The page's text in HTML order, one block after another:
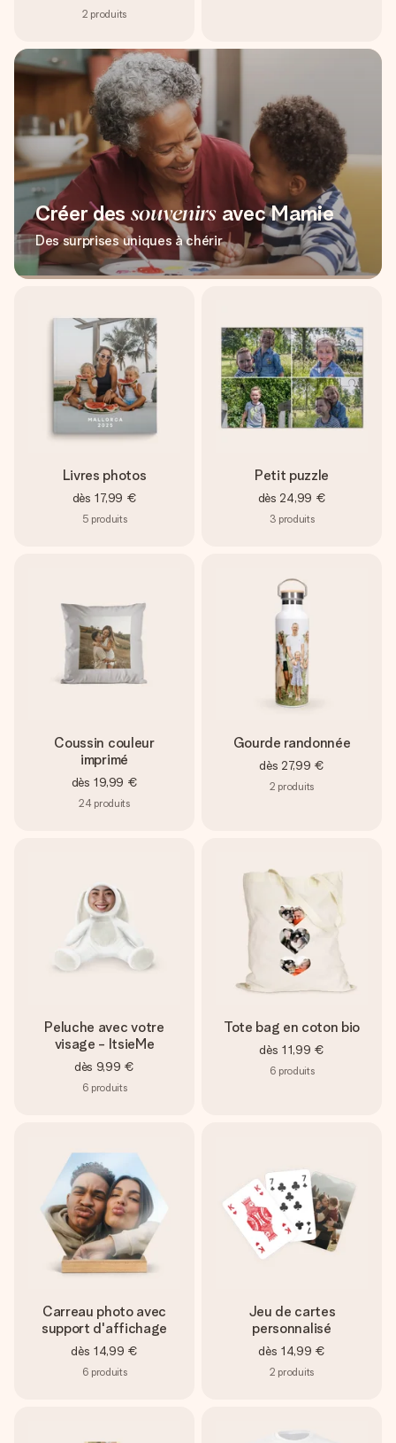
2 produits
Créer des souvenirsavec Mamie
Des surprises uniques à chérir
Livres photos
dès 17,99 €
5 produits
Petit puzzle
dès 24,99 €
3 produits
Coussin couleur
imprimé
dès 19,99 €
24 produits
Gourde randonnée
dès 27,99 €
2 produits
Peluche avec votre
visage - ItsieMe
dès 9,99 €
6 produits
Tote bag en coton bio
dès 11,99 €
6 produits
Carreau photo avec
support d'affichage
dès 14,99 €
6 produits
Jeu de cartes
personnalisé
dès 14,99 €
2 produits